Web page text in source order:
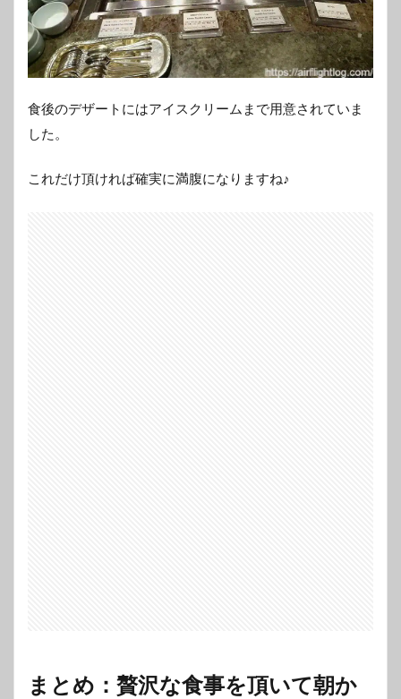
食後のデザートにはアイスクリームまで用意されていま
した。
これだけ頂ければ確実に満腹になりますね♪
まとめ：贅沢な食事を頂いて朝か